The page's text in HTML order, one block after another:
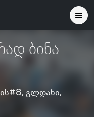
ბინა
გლდანი,